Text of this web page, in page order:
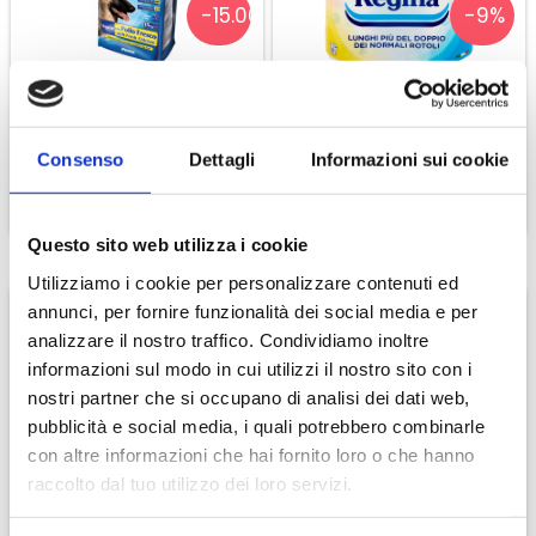
Consenso Dettagli Informazioni sui cookie
Questo sito web utilizza i cookie
Utilizziamo i cookie per personalizzare contenuti ed
annunci, per fornire funzionalità dei social media e per
analizzare il nostro traffico. Condividiamo inoltre
informazioni sul modo in cui utilizzi il nostro sito con i
nostri partner che si occupano di analisi dei dati web,
pubblicità e social media, i quali potrebbero combinarle
con altre informazioni che hai fornito loro o che hanno
raccolto dal tuo utilizzo dei loro servizi.
Alcool 16.5 %
Acidità Totale
5.9 g/L
Residuo Zuccherino
Vinificazione
Dopo un appassimento di 2 mesi in
fruttaio, le uve vengono vinificate con una fermentazione
fermentazione malolattica
rovere
ColoreRosso rubino intenso
mirtilli, fragole e ribes nero. Si riconoscono anche note
piacevolmente speziate
Gusto
Asciutto al primo impatto e molto
caldo, ma con tannini morbidi e con acidità buona
-15.00%
Special Dog Premium
Regular Pollo Fresco
€ 23,90 € 20,32
-9%
Regina Carta Igienica 8
Rotoloni
€ 11,00 € 10,00
-15.00%
Special Dog Premium
€ 29,00 € 24,65
Special Dog Premium
€ 27,50 € 23,38